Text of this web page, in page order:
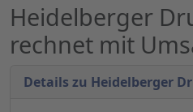
Heidelberger
rechnet mit
Details zu Heidelberger